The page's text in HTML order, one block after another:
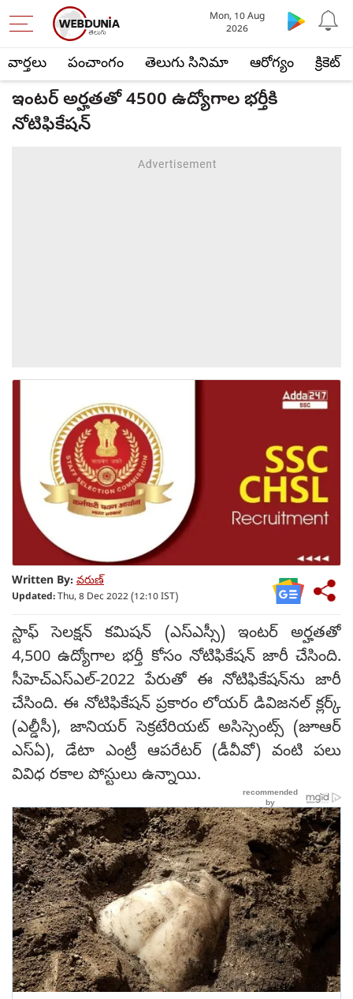
వార్తలు పంచాంగం తెలుగు సినిమా ఆరోగ్యం క్రికెట్
Mon, 10 Aug
2026
ఇంటర్ అర్హతతో 4500 ఉద్యోగాల భర్తీకి
నోటిఫికేషన్
Written By: వరుణ్
Updated:Thu, 8 Dec 2022 (12:10 IST)
స్టాఫ్ సెలక్షన్ కమిషన్ (ఎస్ఎస్సీ) ఇంటర్ అర్హతతో
4,500 ఉద్యోగాల భర్తీ కోసం నోటిఫికేషన్ జారీ చేసింది.
సీహెచ్ఎస్ఎల్-2022 పేరుతో ఈ నోటిఫికేషన్‌ను జారీ
చేసింది. ఈ నోటిఫికేషన్ ప్రకారం లోయర్ డివిజనల్ క్లర్క్
(ఎల్డీసీ), జానియర్ సెక్రటేరియట్ అసిస్సెంట్స్ (జూఆర్
ఎస్ఏ), డేటా ఎంట్రీ ఆపరేటర్ (డీవీవో) వంటి పలు
వివిధ రకాల పోస్టులు ఉన్నాయి.